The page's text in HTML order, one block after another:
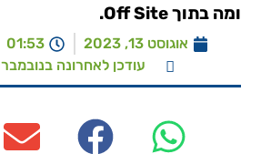
ומה בתוך Off Site.
אוגוסט 13, 2023 01:53
עודכן לאחרונה בנובמבר 22, 2024